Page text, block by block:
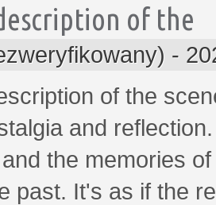
of the
-
of the
and
the memories
past. It's as if the